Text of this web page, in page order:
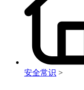
安全常识 >